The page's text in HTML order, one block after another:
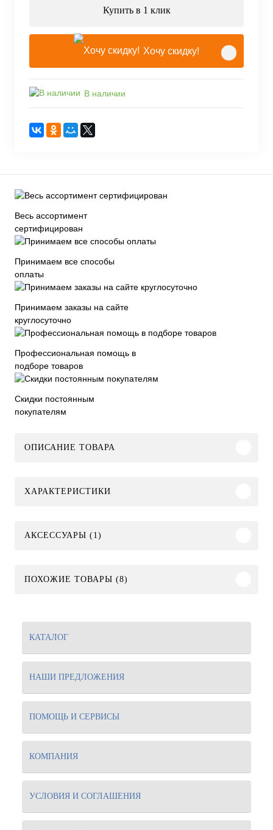
Купить в 1 клик
Хочу скидку!
В наличии
Весь ассортимент
сертифицирован
Принимаем все способы
оплаты
Принимаем заказы на сайте
круглосуточно
Профессиональная помощь в
подборе товаров
Скидки постоянным
покупателям
ОПИСАНИЕ ТОВАРА
ХАРАКТЕРИСТИКИ
АКСЕССУАРЫ (1)
ПОХОЖИЕ ТОВАРЫ (8)
КАТАЛОГ
НАШИ ПРЕДЛОЖЕНИЯ
ПОМОЩЬ И СЕРВИСЫ
КОМПАНИЯ
УСЛОВИЯ И СОГЛАШЕНИЯ